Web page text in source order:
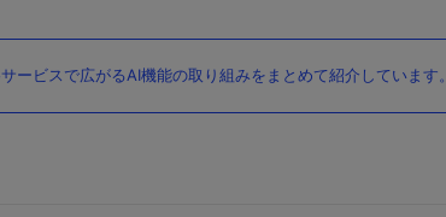
ービスで広がるAI機能の取り組みをまとめて紹介しています。